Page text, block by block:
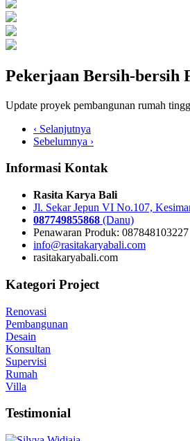
Pekerjaan Bersih-bersih
Update proyek pembangunan rumah
‹ Selanjutnya
Sebelumnya ›
Informasi Kontak
Rasita Karya Bali
Jl. Sekar Jepun VI No.107,
087749855868 (Danu)
Penawaran Produk: 087848103227
info@rasitakaryabali.com
rasitakaryabali.com
Kategori Project
Renovasi
Pembangunan
Desain
Konsultan
Supervisi
Rumah
Villa
Testimonial